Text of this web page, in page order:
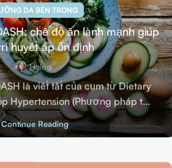
DA BÊN TRONG
chế độ ăn lành mạnh giúp
huyết áp ổn định
Halee
là viết tắt của cụm từ Dietary
Hypertension (Phương pháp t...
Continue Reading